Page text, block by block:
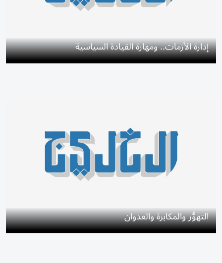
إدارة الأزمات.. ومهارة القيادة السياسية
التهوُّر والمكابرة والعدوان